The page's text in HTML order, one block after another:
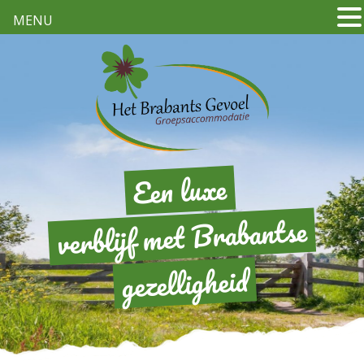
Een luxe
verblijf met Brabantse
gezelligheid
MENU